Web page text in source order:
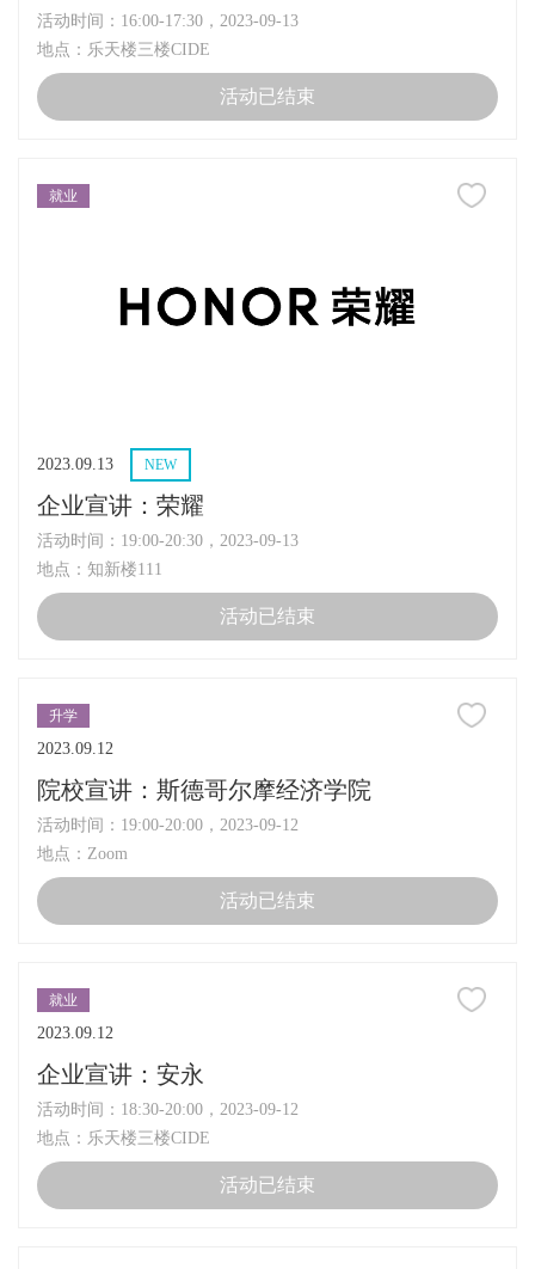
活动时间：16:00-17:30，2023-09-13
地点：乐天楼三楼CIDE
活动已结束
就业
2023.09.13 NEW
企业宣讲：荣耀
活动时间：19:00-20:30，2023-09-13
地点：知新楼111
活动已结束
升学
2023.09.12
院校宣讲：斯德哥尔摩经济学院
活动时间：19:00-20:00，2023-09-12
地点：Zoom
活动已结束
就业
2023.09.12
企业宣讲：安永
活动时间：18:30-20:00，2023-09-12
地点：乐天楼三楼CIDE
活动已结束